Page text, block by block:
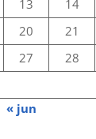
13 14
20 21
27 28
« jun